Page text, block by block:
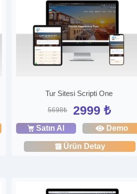
Tur Sitesi Scripti One
5698₺ 2999 ₺
Satın Al Demo
Ürün Detay